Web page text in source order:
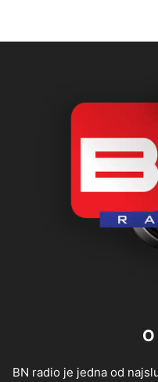
BN radio je jedna od